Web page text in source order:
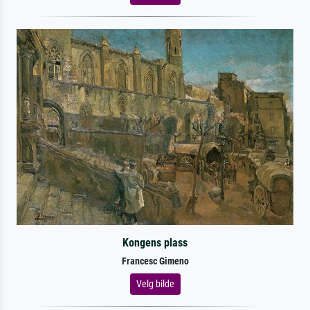
Kongens plass
Francesc Gimeno
Velg bilde